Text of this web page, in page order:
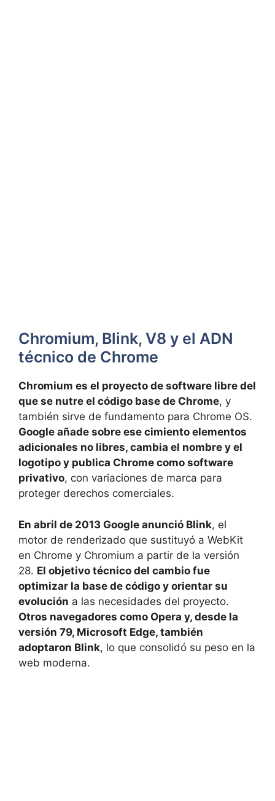
Chromium, Blink, V8 y el ADN
técnico de Chrome
Chromium es el proyecto de software libre del
que se nutre el código base de Chrome, y
también sirve de fundamento para Chrome OS.
Google añade sobre ese cimiento elementos
adicionales no libres, cambia el nombre y el
logotipo y publica Chrome como software
privativo, con variaciones de marca para
proteger derechos comerciales.
En abril de 2013 Google anunció Blink, el
motor de renderizado que sustituyó a WebKit
en Chrome y Chromium a partir de la versión
28. El objetivo técnico del cambio fue
optimizar la base de código y orientar su
evolución a las necesidades del proyecto.
Otros navegadores como Opera y, desde la
versión 79, Microsoft Edge, también
adoptaron Blink, lo que consolidó su peso en la
web moderna.